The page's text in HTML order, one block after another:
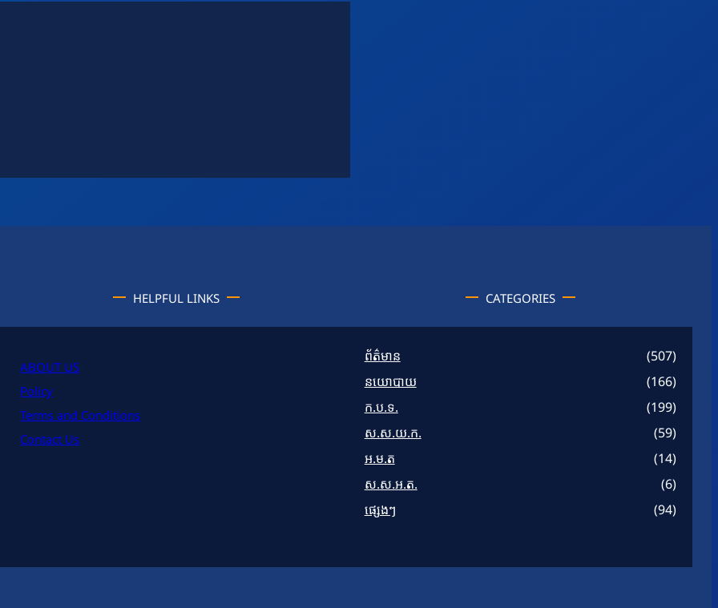
HELPFUL LINKS
ABOUT US
Policy
Terms and Conditions
Contact Us
CATEGORIES
ព័ត៌មាន
(507)
នយោបាយ
(166)
ក.ប.ទ.
(199)
ស.ស.យ.ក.
(59)
អ.ម.ត
(14)
ស.ស.អ.ត.
(6)
ផ្សេងៗ
(94)